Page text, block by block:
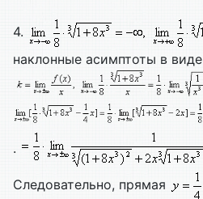
4.
наклонные асимптоты в виде
.
Следовательно, прямая